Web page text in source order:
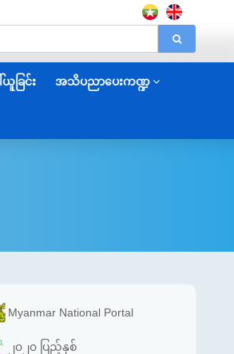
ခြင်း အသိပညာပေးကဏ္ဍ
Myanmar National Portal
၂၀၂၀ ပြည့်နှစ်